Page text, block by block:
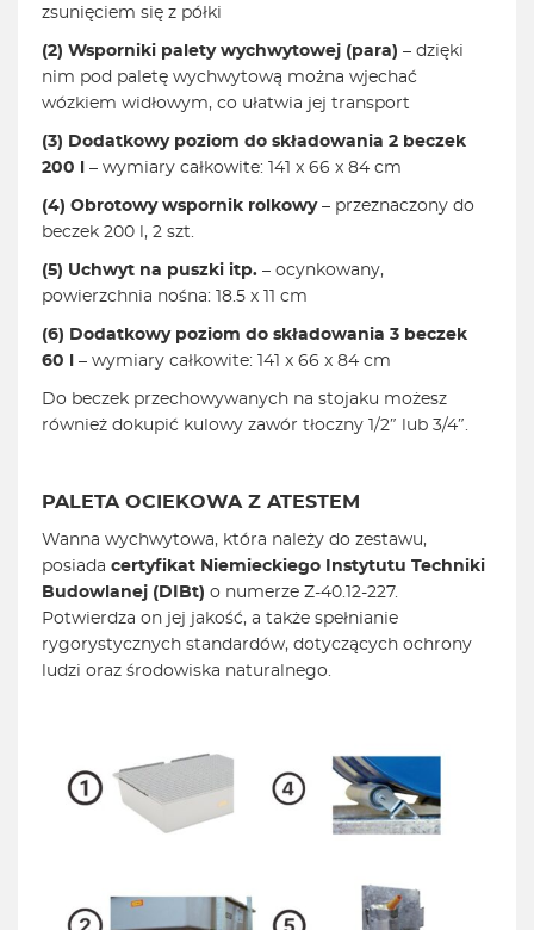
zsunięciem się z półki
(2) Wsporniki palety wychwytowej (para) – dzięki
nim pod paletę wychwytową można wjechać
wózkiem widłowym, co ułatwia jej transport
(3) Dodatkowy poziom do składowania 2 beczek
200 l
– wymiary całkowite: 141 x 66 x 84 cm
(4) Obrotowy wspornik rolkowy– przeznaczony do
beczek 200 l, 2 szt.
(5) Uchwyt na puszki itp. – ocynkowany,
powierzchnia nośna: 18.5 x 11 cm
(6) Dodatkowy poziom do składowania 3 beczek
60 l
– wymiary całkowite: 141 x 66 x 84 cm
Do beczek przechowywanych na stojaku możesz
również dokupić kulowy zawór tłoczny 1/2″ lub 3/4″.
PALETA OCIEKOWA Z ATESTEM
Wanna wychwytowa, która należy do zestawu,
posiada certyfikat Niemieckiego Instytutu Techniki
Budowlanej (DIBt) o numerze Z-40.12-227.
Potwierdza on jej jakość, a także spełnianie
rygorystycznych standardów, dotyczących ochrony
ludzi oraz środowiska naturalnego.